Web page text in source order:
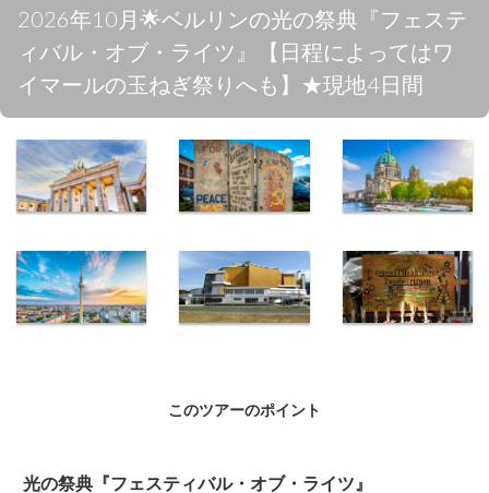
2026年10月🌟ベルリンの光の祭典『フェステ
ィバル・オブ・ライツ』【日程によってはワ
イマールの玉ねぎ祭りへも】★現地4日間
ブランデンブ
ルク門
ベルリンの壁 博物館島
ル
このツアーのポイント
光の祭典『フェスティバル・オブ・ライツ』